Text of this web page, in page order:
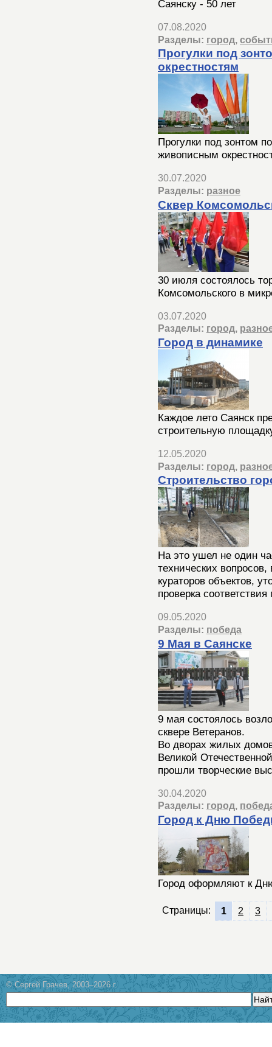
Саянску - 50 лет
07.08.2020
Разделы: город,
Прогулки под
окрестностям
Прогулки под зонтом
живописным
30.07.2020
Разделы: разное
Сквер
30 июля состоялось
Комсомольского в
03.07.2020
Разделы: город,
Город в динамике
Каждое лето Саянск
строительную
12.05.2020
Разделы: город,
Строительство
На это ушел не один
технических
кураторов объектов,
проверка
09.05.2020
Разделы: победа
9 Мая в Саянске
9 мая состоялось
сквере Ветеранов.
Во дворах жилых
Великой
прошли творческие
30.04.2020
Разделы: город,
Город к Дню
Город оформляют к
Страницы: 1 2 3
© Сергей Грачев, 2003–2026 г.